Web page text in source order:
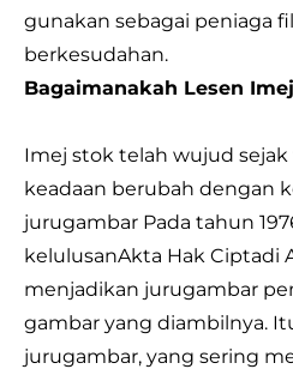
gunakan sebagai peniaga
berkesudahan.
Bagaimanakah Lesen
Imej stok telah wujud
keadaan berubah dengan
jurugambar Pada tahun
kelulusanAkta Hak Ciptadi
menjadikan jurugambar
gambar yang diambilnya.
jurugambar, yang sering